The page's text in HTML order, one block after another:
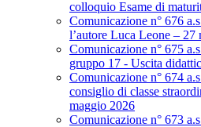
colloquio Esame di
Comunicazione n° 676
l’autore Luca Leone – 27
Comunicazione n° 675
gruppo 17 - Uscita
Comunicazione n° 674
consiglio di classe
maggio 2026
Comunicazione n° 673